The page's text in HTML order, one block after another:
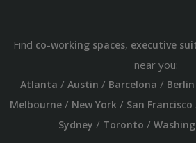
Find co-working spaces, executive
near you:
Atlanta / Austin / Barcelona / Berlin
Melbourne/ New York/ San Francisco
Sydney / Toronto /